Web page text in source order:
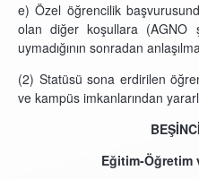
e) Özel öğrencilik
olan diğer koşullara (AGNO
uymadığının sonradan
(2) Statüsü sona erdirilen
ve kampüs imkanlarından
Eğitim-Öğretim